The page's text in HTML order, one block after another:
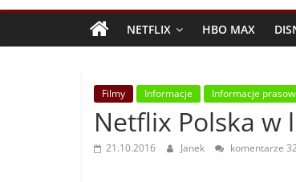
NETFLIX HBO MAX
Filmy Informacje Informacje
Netflix Polska w
21.10.2016 Janek komentarze 32